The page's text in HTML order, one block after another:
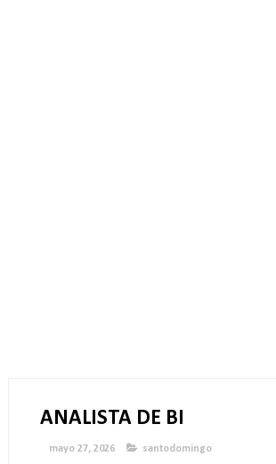
ANALISTA DE BI
mayo 27, 2026 santodomingo